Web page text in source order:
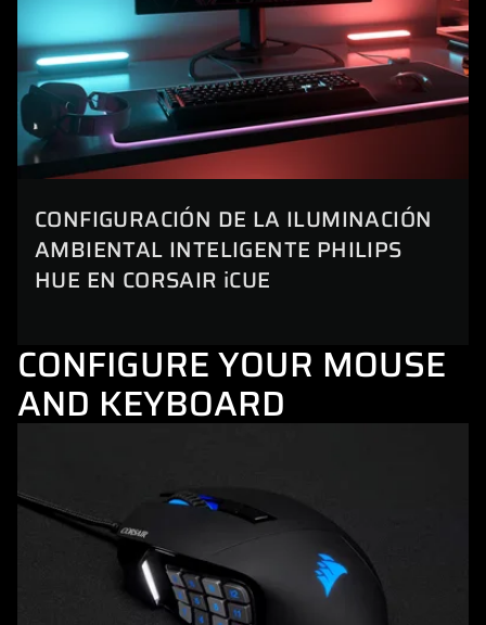
CONFIGURACIÓN DE LA ILUMINACIÓN
AMBIENTAL INTELIGENTE PHILIPS
HUE EN CORSAIR iCUE
CONFIGURE YOUR MOUSE
AND KEYBOARD